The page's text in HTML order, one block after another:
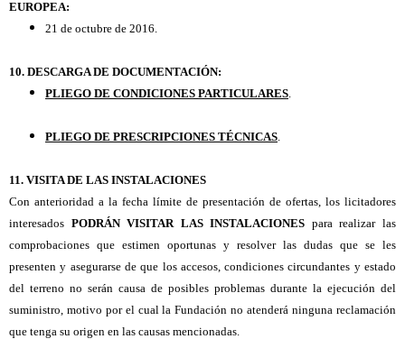
EUROPEA:
21 de octubre de 2016.
10. DESCARGA DE DOCUMENTACIÓN:
PLIEGO DE CONDICIONES PARTICULARES
PLIEGO DE PRESCRIPCIONES TÉCNICAS
11. VISITA DE LAS INSTALACIONES
Con anterioridad a la fecha límite de presentación de ofertas, los licitadores
interesados PODRÁN VISITAR LAS INSTALACIONES para realizar las
comprobaciones que estimen oportunas y resolver las dudas que se les
presenten y asegurarse de que los accesos, condiciones circundantes y estado
del terreno no serán causa de posibles problemas durante la ejecución del
suministro, motivo por el cual la Fundación no atenderá ninguna reclamación
que tenga su origen en las causas mencionadas.